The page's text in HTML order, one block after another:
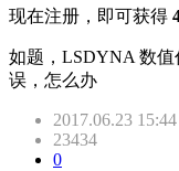
现在注册，即可获得
如题，LSDYNA 数值
误，怎么办
2017.06.23 15:44
23434
0